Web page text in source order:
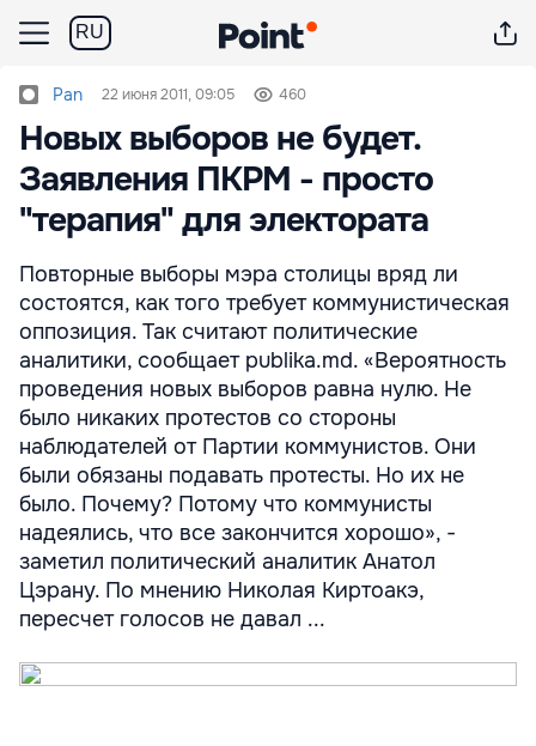
RU
Pan 22 июня 2011, 09:05 460
Новых выборов не будет.
Заявления ПКРМ - просто
"терапия" для электората
Повторные выборы мэра столицы вряд ли
состоятся, как того требует коммунистическая
оппозиция. Так считают политические
аналитики, сообщает publika.md. «Вероятность
проведения новых выборов равна нулю. Не
было никаких протестов со стороны
наблюдателей от Партии коммунистов. Они
были обязаны подавать протесты. Но их не
было. Почему? Потому что коммунисты
надеялись, что все закончится хорошо», -
заметил политический аналитик Анатол
Цэрану. По мнению Николая Киртоакэ,
пересчет голосов не давал ...